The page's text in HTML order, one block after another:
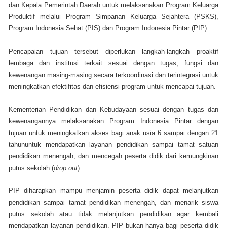
dan Kepala Pemerintah Daerah untuk melaksanakan Program Keluarga
Produktif melalui Program Simpanan Keluarga Sejahtera (PSKS),
Program Indonesia Sehat (PIS) dan Program Indonesia Pintar (PIP).
Pencapaian tujuan tersebut diperlukan langkah-langkah proaktif
lembaga dan institusi terkait sesuai dengan tugas, fungsi dan
kewenangan masing-masing secara terkoordinasi dan terintegrasi untuk
meningkatkan efektifitas dan efisiensi program untuk mencapai tujuan.
Kementerian Pendidikan dan Kebudayaan sesuai dengan tugas dan
kewenangannya melaksanakan Program Indonesia Pintar dengan
tujuan untuk meningkatkan akses bagi anak usia 6 sampai dengan 21
tahununtuk mendapatkan layanan pendidikan sampai tamat satuan
pendidikan menengah, dan mencegah peserta didik dari kemungkinan
putus sekolah (drop out).
PIP diharapkan mampu menjamin peserta didik dapat melanjutkan
pendidikan sampai tamat pendidikan menengah, dan menarik siswa
putus sekolah atau tidak melanjutkan pendidikan agar kembali
mendapatkan layanan pendidikan. PIP bukan hanya bagi peserta didik